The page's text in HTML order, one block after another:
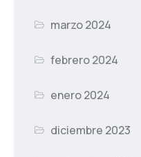
marzo 2024
febrero 2024
enero 2024
diciembre 2023